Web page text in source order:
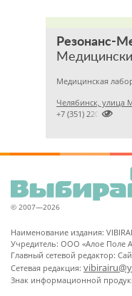
Резонанс-
Челябинск, улица

+7 (351) 2201031
© 2007—2026
Наименование издания:
Учредитель: ООО «Алое Поле
Главный сетевой редактор:
Сетевая редакция:
Знак информационной